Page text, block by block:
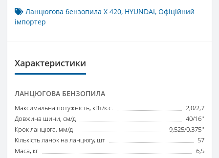
Ланцюгова бензопила X 420, HYUNDAI, Офіційний
імпортер
Характеристики
ЛАНЦЮГОВА БЕНЗОПИЛА
Максимальна потужність, кВт/к.с.
2,0/2,7
Довжина шини, см/д
40/16''
Крок ланцюга, мм/д
9,525/0,375''
Кількість ланок на ланцюгу, шт
57
Маса, кг
6,5